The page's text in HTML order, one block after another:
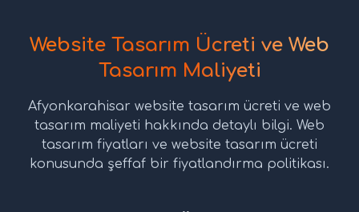
Website Tasarım Ücreti ve Web
Tasarım Maliyeti
Afyonkarahisar website tasarım ücreti ve web
tasarım maliyeti hakkında detaylı bilgi. Web
tasarım fiyatları ve website tasarım ücreti
konusunda şeffaf bir fiyatlandırma politikası.